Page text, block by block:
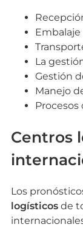
Embalaje
La
Gestión
Manejo
Procesos
Centros
Los
logísticos de